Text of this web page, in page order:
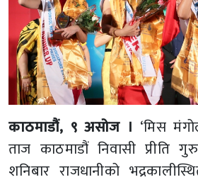
काठमाडौं, ९ असोज । ‘मिस
ताज काठमाडौं निवासी
शनिबार राजधानीको